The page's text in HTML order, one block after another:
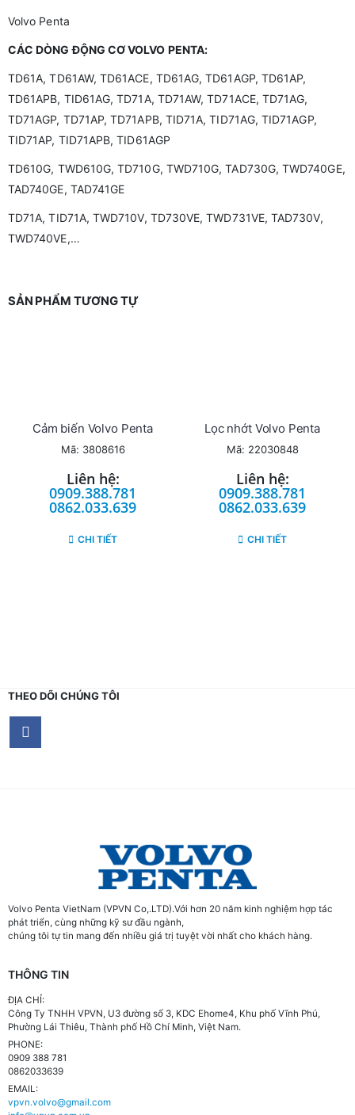
Volvo Penta
CÁC DÒNG ĐỘNG CƠ VOLVO PENTA:
TD61A, TD61AW, TD61ACE, TD61AG, TD61AGP, TD61AP,
TD61APB, TID61AG, TD71A, TD71AW, TD71ACE, TD71AG,
TD71AGP, TD71AP, TD71APB, TID71A, TID71AG, TID71AGP,
TID71AP, TID71APB, TID61AGP
TD610G, TWD610G, TD710G, TWD710G, TAD730G, TWD740GE,
TAD740GE, TAD741GE
TD71A, TID71A, TWD710V, TD730VE, TWD731VE, TAD730V,
TWD740VE,…
SẢN PHẨM TƯƠNG TỰ
Cảm biến Volvo Penta
Mã: 3808616
Liên hệ:
0909.388.781
0862.033.639
CHI TIẾT
Lọc nhớt Volvo Penta
Mã: 22030848
Liên hệ:
0909.388.781
0862.033.639
CHI TIẾT
THEO DÕI CHÚNG TÔI
Volvo Penta VietNam (VPVN Co,.LTD).Với hơn 20 năm kinh nghiệm hợp tác
phát triển, cùng những kỹ sư đầu ngành,
chúng tôi tự tin mang đến nhiều giá trị tuyệt vời nhất cho khách hàng.
THÔNG TIN
ĐỊA CHỈ:
Công Ty TNHH VPVN, U3 đường số 3, KDC Ehome4, Khu phố Vĩnh Phú,
Phường Lái Thiêu, Thành phố Hồ Chí Minh, Việt Nam.
PHONE:
0909 388 781
0862033639
EMAIL:
vpvn.volvo@gmail.com